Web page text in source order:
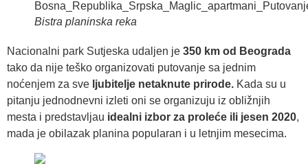
Bistra planinska reka
Nacionalni park Sutjeska udaljen je 350 km od Beograda
tako da nije teško organizovati putovanje sa jednim
noćenjem za sve ljubitelje netaknute prirode. Kada su u
pitanju jednodnevni izleti oni se organizuju iz obližnjih
mesta i predstavljau idealni izbor za proleće ili jesen 2020,
mada je obilazak planina popularan i u letnjim mesecima.